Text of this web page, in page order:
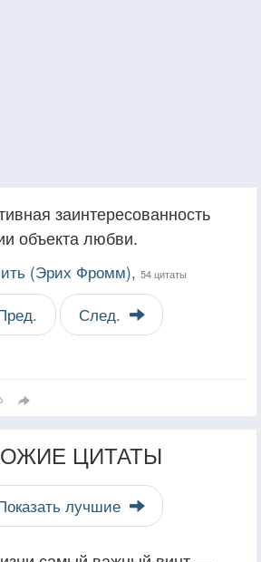
заинтересованность
объекта любви.
(Эрих Фромм), 54 цитаты
След.
ЦИТАТЫ
лучшие